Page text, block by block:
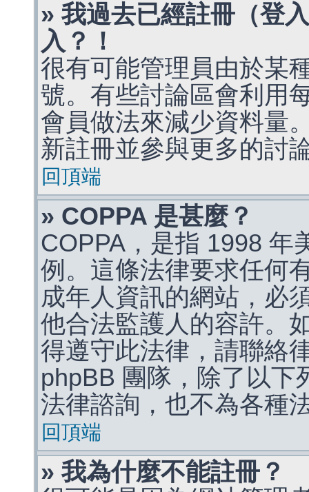
» 我過去已經註冊（登
入？！
很有可能管理員由於某
號。有些討論區會利用
會員做法來減少資料量
新註冊並參與更多的討
回頂端
» COPPA 是甚麼？
COPPA，是指 1998 年
例。這條法律要求任何
成年人資訊的網站，必
他合法監護人的容許。
得遵守此法律，請聯絡
phpBB 團隊，除了以下
法律諮詢，也不為各種
回頂端
» 我為什麼不能註冊？